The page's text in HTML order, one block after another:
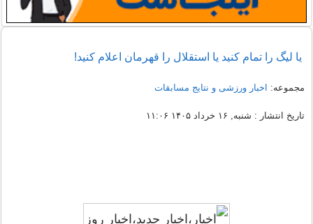
یا لیگ را تمام کنید یا استقلال را قهرمان اعلام کنید!
مجموعه: اخبار ورزشی و نتایج مسابقات
تاریخ انتشار : شنبه, ۱۶ خرداد ۱۴۰۵ ۱۱:۰۶